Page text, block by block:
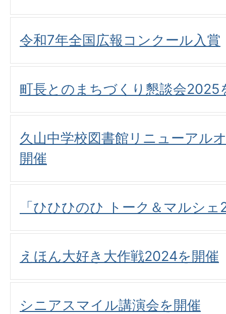
令和7年全国広報コンクール入賞
町長とのまちづくり懇談会2025
久山中学校図書館リニューアル
開催
「ひひひのひ トーク＆マルシ
えほん大好き大作戦2024を開催
シニアスマイル講演会を開催